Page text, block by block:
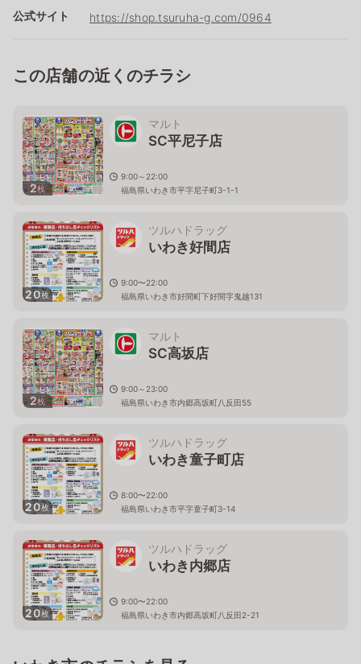
公式サイト https://shop.tsuruha-g.com/0964
この店舗の近くのチラシ
2枚
マルト
SC平尼子店
9:00～22:00
福島県いわき市平字尼子町3-1-1
20枚
ツルハドラッグ
いわき好間店
9:00〜22:00
福島県いわき市好間町下好間字鬼越131
2枚
マルト
SC高坂店
9:00～23:00
福島県いわき市内郷高坂町八反田55
20枚
ツルハドラッグ
いわき童子町店
8:00〜22:00
福島県いわき市平字童子町3-14
20枚
ツルハドラッグ
いわき内郷店
9:00〜22:00
福島県いわき市内郷高坂町八反田2-21